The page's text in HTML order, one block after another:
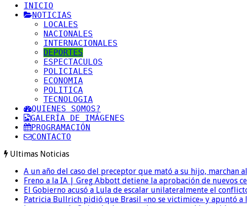
INICIO
NOTICIAS
LOCALES
NACIONALES
INTERNACIONALES
DEPORTES
ESPECTACULOS
POLICIALES
ECONOMIA
POLITICA
TECNOLOGIA
QUIENES SOMOS?
GALERÍA DE IMÁGENES
PROGRAMACIÓN
CONTACTO
Ultimas Noticias
A un año del caso del preceptor que mató a su hijo, marchan
Freno a la IA | Greg Abbott detiene la aprobación de nuevos
El Gobierno acusó a Lula de escalar unilateralmente el
Patricia Bullrich pidió que Brasil «no se victimice» y apuntó